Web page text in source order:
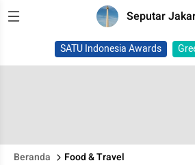
Seputar
SATU Indonesia Awards
Beranda Food & Travel